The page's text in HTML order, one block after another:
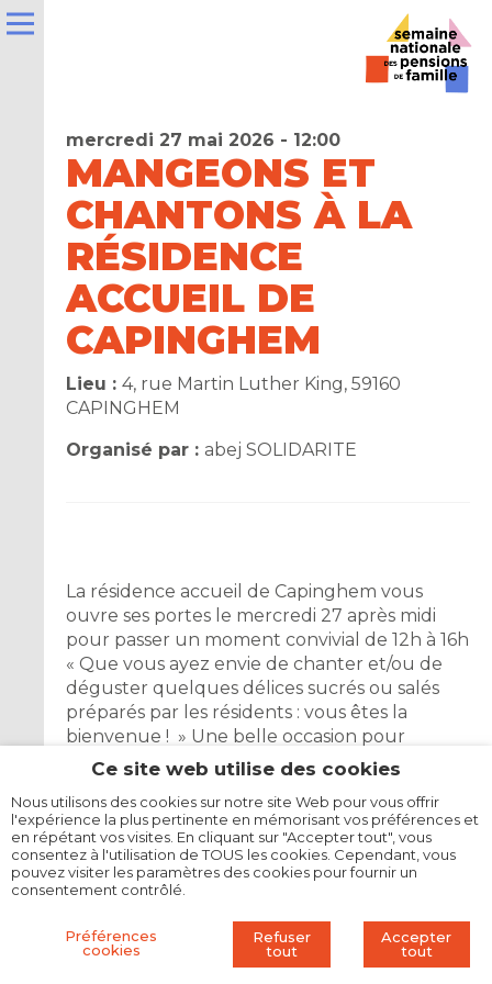
mercredi 27 mai 2026 - 12:00
MANGEONS ET
CHANTONS À LA
RÉSIDENCE
ACCUEIL DE
CAPINGHEM
Lieu :4, rue Martin Luther King, 59160
CAPINGHEM
Organisé par :abej SOLIDARITE
La résidence accueil de Capinghem vous
ouvre ses portes le mercredi 27 après midi
pour passer un moment convivial de 12h à 16h
« Que vous ayez envie de chanter et/ou de
déguster quelques délices sucrés ou salés
préparés par les résidents : vous êtes la
bienvenue ! » Une belle occasion pour
rencontres et d’échanges avec les résidents
Contact : Christelle HERAULT
Numéro de téléphone :0698099601
Adresse mail :erac@abej-solidarite.fr
Ce site web utilise des cookies
Nous utilisons des cookies sur notre site Web pour vous offrir
l'expérience la plus pertinente en mémorisant vos préférences et
en répétant vos visites. En cliquant sur "Accepter tout", vous
consentez à l'utilisation de TOUS les cookies. Cependant, vous
pouvez visiter les paramètres des cookies pour fournir un
consentement contrôlé.
Préférences
cookies
Refuser
tout
Accepter
tout